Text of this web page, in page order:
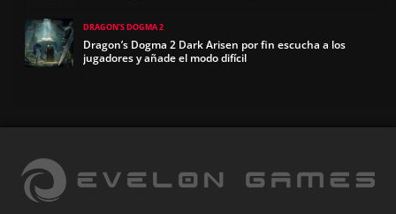
DRAGON'S DOGMA 2
Dragon’s Dogma 2 Dark Arisen por fin escucha a los
jugadores y añade el modo difícil